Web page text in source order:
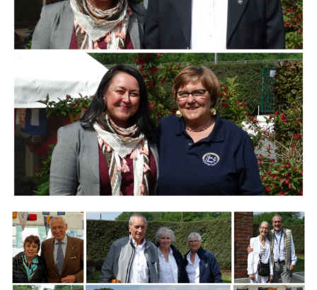
Branding
ARMCHAIR